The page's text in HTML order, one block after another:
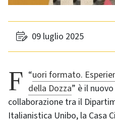
09 luglio 2025
“
Fuori formato. Esperienze dal Circolo dei lettori della Dozza” è il
collaborazione tra il
Italianistica Unibo, la Casa